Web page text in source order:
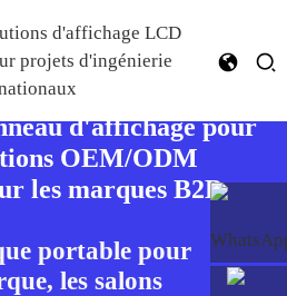
d'affichage pour
OEM/ODM
les marques B2B
portable pour
les salons